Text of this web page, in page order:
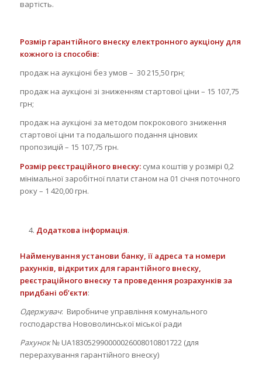
вартість.
Розмір гарантійного внеску електронного аукціону для
кожного із способів:
продаж на аукціоні без умов – 30 215,50 грн;
продаж на аукціоні зі зниженням стартової ціни – 15 107,75
грн;
продаж на аукціоні за методом покрокового зниження
стартової ціни та подальшого подання цінових
пропозицій – 15 107,75 грн.
Розмір реєстраційного внеску:сума коштів у розмірі 0,2
мінімальної заробітної плати станом на 01 січня поточного
року – 1 420,00 грн.
Додаткова інформація.
Найменування установи банку, її адреса та номери
рахунків, відкритих для гарантійного внеску,
реєстраційного внеску та проведення розрахунків за
придбані об’єкти:
Одержувач: Виробниче управління комунального
господарства Нововолинської міської ради
Рахунок№ UA183052990000026008010801722 (для
перерахування гарантійного внеску)